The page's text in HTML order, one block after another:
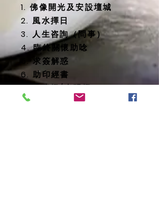
1. 佛像開光及安設壇城
2. 風水擇日
3. 人生咨詢（問事）
4. 臨終關懷助唸
5. 求簽解惑
6. 助印經書
7. 太歲燈/光明燈
8. 消災延壽藥師佛燈